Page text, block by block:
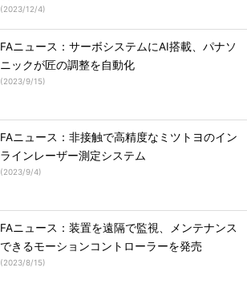
(2023/12/4)
FAニュース：サーボシステムにAI搭載、パナソ
ニックが匠の調整を自動化
(2023/9/15)
FAニュース：非接触で高精度なミツトヨのイン
ラインレーザー測定システム
(2023/9/4)
FAニュース：装置を遠隔で監視、メンテナンス
できるモーションコントローラーを発売
(2023/8/15)